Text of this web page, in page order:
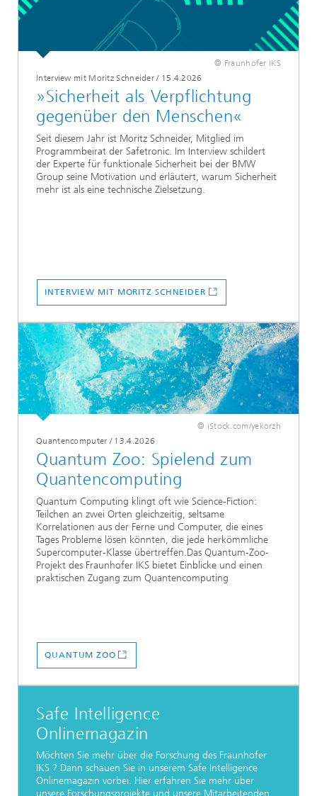
© Fraunhofer IKS
Interview mit Moritz Schneider/ 15.4.2026
»Sicherheit als Verpflichtung
gegenüber den Menschen«
Seit diesem Jahr ist Moritz Schneider, Mitglied im
Programmbeirat der Safetronic. Im Interview schildert
der Experte für funktionale Sicherheit bei der BMW
Group seine Motivation und erläutert, warum Sicherheit
mehr ist als eine technische Zielsetzung.
INTERVIEW MIT MORITZ SCHNEIDER
© iStock.com/yekorzh
Quantencomputer / 13.4.2026
Quantum Zoo: Spielend zum
Quantencomputing
Quantum Computing klingt oft wie Science-Fiction:
Teilchen an zwei Orten gleichzeitig, seltsame
Korrelationen aus der Ferne und Computer, die eines
Tages Probleme lösen könnten, die jede herkömmliche
Supercomputer-Klasse übertreffen.Das Quantum-Zoo-
Projekt des Fraunhofer IKS bietet Einblicke und einen
praktischen Zugang zum Quantencomputing
QUANTUM ZOO
Safe Intelligence
Onlinemagazin
Möchten Sie mehr über die Forschung des Fraunhofer
IKS ? Dann schauen Sie in unserem Safe Intelligence
Onlinemagazin vorbei. Hier erfahren Sie mehr über